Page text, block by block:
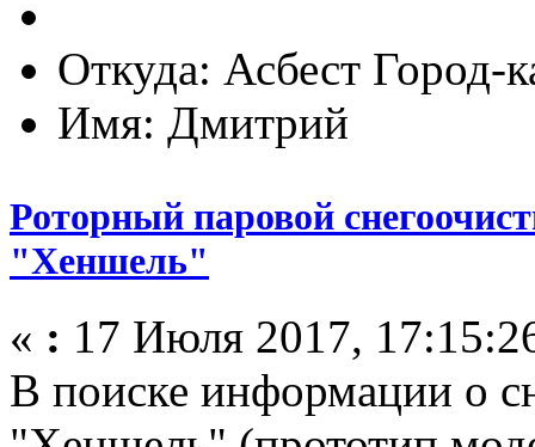
Откуда: Асбест Город-
Имя: Дмитрий
Роторный паровой
"Хеншель"
« : 17 Июля 2017,
В поиске информации о